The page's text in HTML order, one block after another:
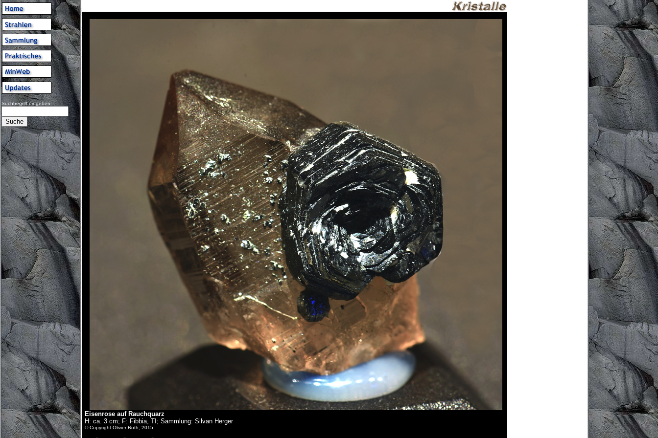
Suchbegriff eingeben:
Eisenrose auf Rauchquarz
H: ca. 3 cm; F: Fibbia, TI; Sammlung: Silvan Herger
© Copyright Olivier Roth, 2015